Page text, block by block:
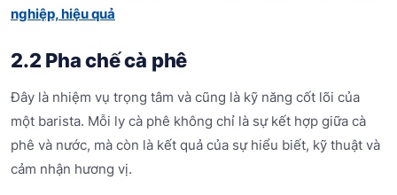
nghiệp, hiệu quả
2.2 Pha chế cà phê
Đây là nhiệm vụ trọng tâm và cũng là kỹ năng cốt lõi của
một barista. Mỗi ly cà phê không chỉ là sự kết hợp giữa cà
phê và nước, mà còn là kết quả của sự hiểu biết, kỹ thuật và
cảm nhận hương vị.